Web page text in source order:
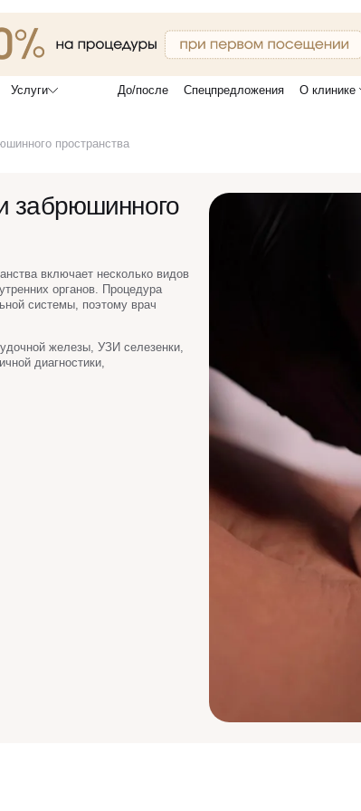
Услуги До/после Спецпредложения О клинике
пространства
забрюшинного
включает несколько видов
органов. Процедура
системы, поэтому врач
железы, УЗИ селезенки,
диагностики,